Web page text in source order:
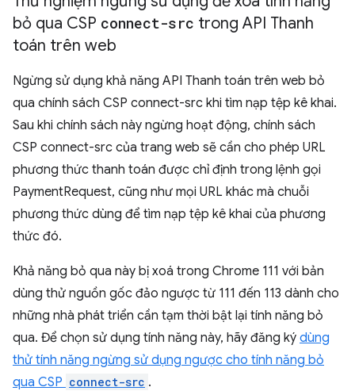
bỏ qua CSP connect-src trong API Thanh
toán trên web
Ngừng sử dụng khả năng API Thanh toán trên web bỏ
qua chính sách CSP connect-src khi tìm nạp tệp kê khai.
Sau khi chính sách này ngừng hoạt động, chính sách
CSP connect-src của trang web sẽ cần cho phép URL
phương thức thanh toán được chỉ định trong lệnh gọi
PaymentRequest, cũng như mọi URL khác mà chuỗi
phương thức dùng để tìm nạp tệp kê khai của phương
thức đó.
Khả năng bỏ qua này bị xoá trong Chrome 111 với bản
dùng thử nguồn gốc đảo ngược từ 111 đến 113 dành cho
những nhà phát triển cần tạm thời bật lại tính năng bỏ
qua. Để chọn sử dụng tính năng này, hãy đăng ký dùng
thử tính năng ngừng sử dụng ngược cho tính năng bỏ
qua CSP connect-src .